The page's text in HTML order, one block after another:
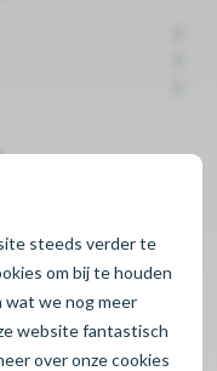
steeds verder te
om bij te houden
wat we nog meer
website fantastisch
over onze cookies